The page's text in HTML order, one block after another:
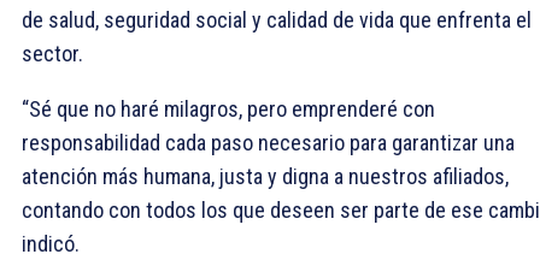
de salud, seguridad social y calidad de vida que enfrenta el
sector.
“Sé que no haré milagros, pero emprenderé con
responsabilidad cada paso necesario para garantizar una
atención más humana, justa y digna a nuestros afiliados,
contando con todos los que deseen ser parte de ese
indicó.